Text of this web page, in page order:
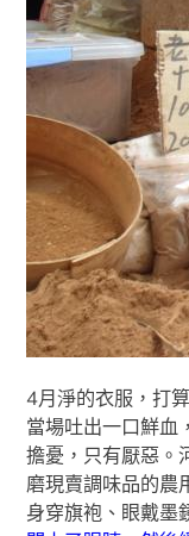
4月淨的衣服，打
當場吐出一口鮮血
擔憂，只有厭惡。
磨現賣調味品的農
身穿旗袍、眼戴墨